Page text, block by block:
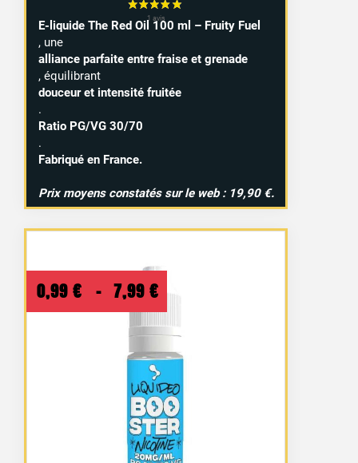
E-liquide The Red Oil 100 ml – Fruity Fuel
, une
alliance parfaite entre fraise et grenade
, équilibrant
douceur et intensité fruitée
.
Ratio PG/VG 30/70
.
Fabriqué en France.
Prix moyens constatés sur le web : 19,90 €.
0,99 € – 7,99 € Plage
de
prix :
0,99 €
à
7,99 €